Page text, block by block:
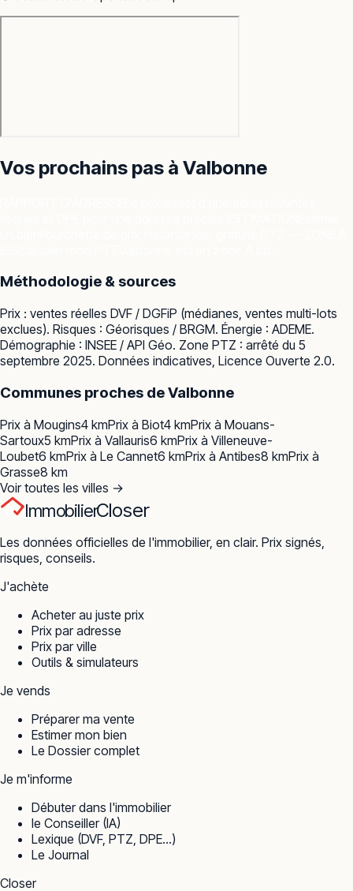
Vos prochains pas à Valbonne
Méthodologie & sources
Prix : ventes réelles DVF / DGFiP (médianes, ventes multi-lots
exclues). Risques : Géorisques / BRGM. Énergie : ADEME.
Démographie : INSEE / API Géo. Zone PTZ : arrêté du 5
septembre 2025. Données indicatives, Licence Ouverte 2.0.
Communes proches deValbonne
Prix à Mougins4 kmPrix à Biot4 kmPrix à Mouans-
Sartoux5 kmPrix à Vallauris6 kmPrix à Villeneuve-
Loubet6 kmPrix à Le Cannet6 kmPrix à Antibes8 kmPrix à
Grasse8 km
Voir toutes les villes →
ImmobilierCloser
Les données officielles de l'immobilier, en clair. Prix signés,
risques, conseils.
J'achète
Acheter au juste prix
Prix par adresse
Prix par ville
Outils & simulateurs
Je vends
Préparer ma vente
Estimer mon bien
Le Dossier complet
Je m'informe
Débuter dans l'immobilier
le Conseiller (IA)
Lexique (DVF, PTZ, DPE…)
Le Journal
Closer